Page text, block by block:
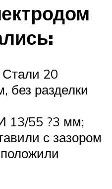
20
без разделки
13/55 ?3 мм;
с зазором